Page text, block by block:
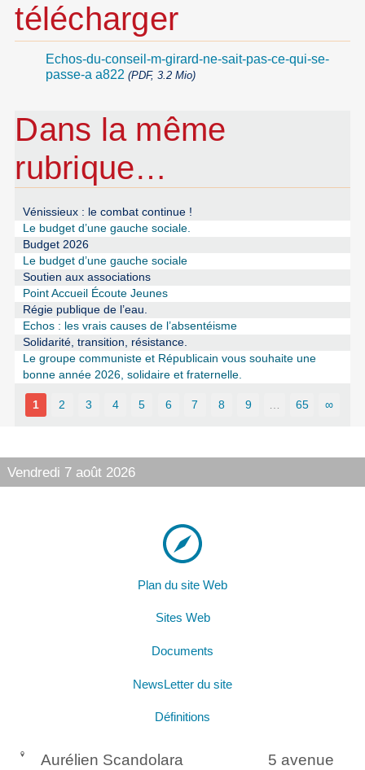
télécharger
Echos-du-conseil-m-girard-ne-sait-pas-ce-qui-se-
passe-a a822 (PDF, 3.2 Mio)
Dans la même
rubrique…
Vénissieux : le combat continue !
Le budget d’une gauche sociale.
Budget 2026
Le budget d’une gauche sociale
Soutien aux associations
Point Accueil Écoute Jeunes
Régie publique de l’eau.
Echos : les vrais causes de l’absentéisme
Solidarité, transition, résistance.
Le groupe communiste et Républicain vous souhaite une
bonne année 2026, solidaire et fraternelle.
1 2 3 4 5 6 7 8 9 65 ∞
Vendredi 7 août 2026
Plan du site Web
Sites Web
Documents
NewsLetter du site
Définitions
Aurélien Scandolara
5 avenue